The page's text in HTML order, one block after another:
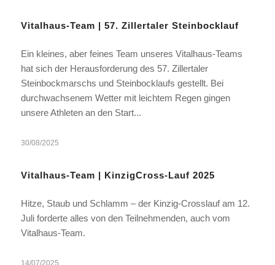
Vitalhaus-Team | 57. Zillertaler Steinbocklauf
Ein kleines, aber feines Team unseres Vitalhaus-Teams
hat sich der Herausforderung des 57. Zillertaler
Steinbockmarschs und Steinbocklaufs gestellt. Bei
durchwachsenem Wetter mit leichtem Regen gingen
unsere Athleten an den Start...
30/08/2025
Vitalhaus-Team | KinzigCross-Lauf 2025
Hitze, Staub und Schlamm – der Kinzig-Crosslauf am 12.
Juli forderte alles von den Teilnehmenden, auch vom
Vitalhaus-Team.
14/07/2025